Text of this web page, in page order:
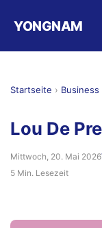
YONGNAM
Startseite › Business
Lou De
Mittwoch, 20. Mai 2026
5 Min. Lesezeit